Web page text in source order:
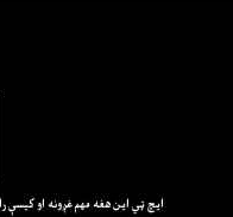
ايچ ټي اين هغه مهم غږونه او کيسې